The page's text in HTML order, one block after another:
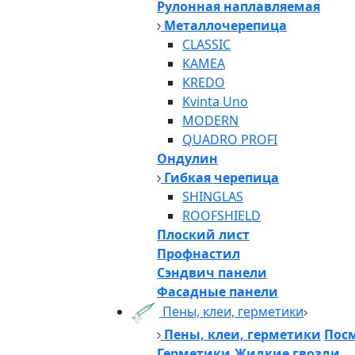
Рулонная наплавляемая
Металлочерепица
CLASSIC
KAMEA
KREDO
Kvinta Uno
MODERN
QUADRO PROFI
Ондулин
Гибкая черепица
SHINGLAS
ROOFSHIELD
Плоский лист
Профнастил
Сэндвич панели
Фасадные панели
Пены, клеи, герметики
Пены, клеи, герметики